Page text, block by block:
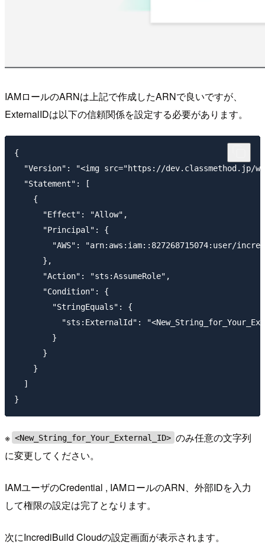
IAMロールのARNは上記で作成したARNで良いですが、
ExternalIDは以下の信頼関係を設定する必要があります。
{
"Version": "<img src="https://dev.classmethod.jp/
  "Statement": [
    {
      "Effect": "Allow",
      "Principal": {
"AWS": "arn:aws:iam::827268715074:user/
      },
      "Action": "sts:AssumeRole",
      "Condition": {
        "StringEquals": {
"sts:ExternalId":
        }
      }
    }
  ]
※ <New_String_for_Your_External_ID> のみ任意の文字列
に変更してください。
IAMユーザのCredential , IAMロールのARN、外部IDを入力
して権限の設定は完了となります。
次にIncrediBuild Cloudの設定画面が表示されます。